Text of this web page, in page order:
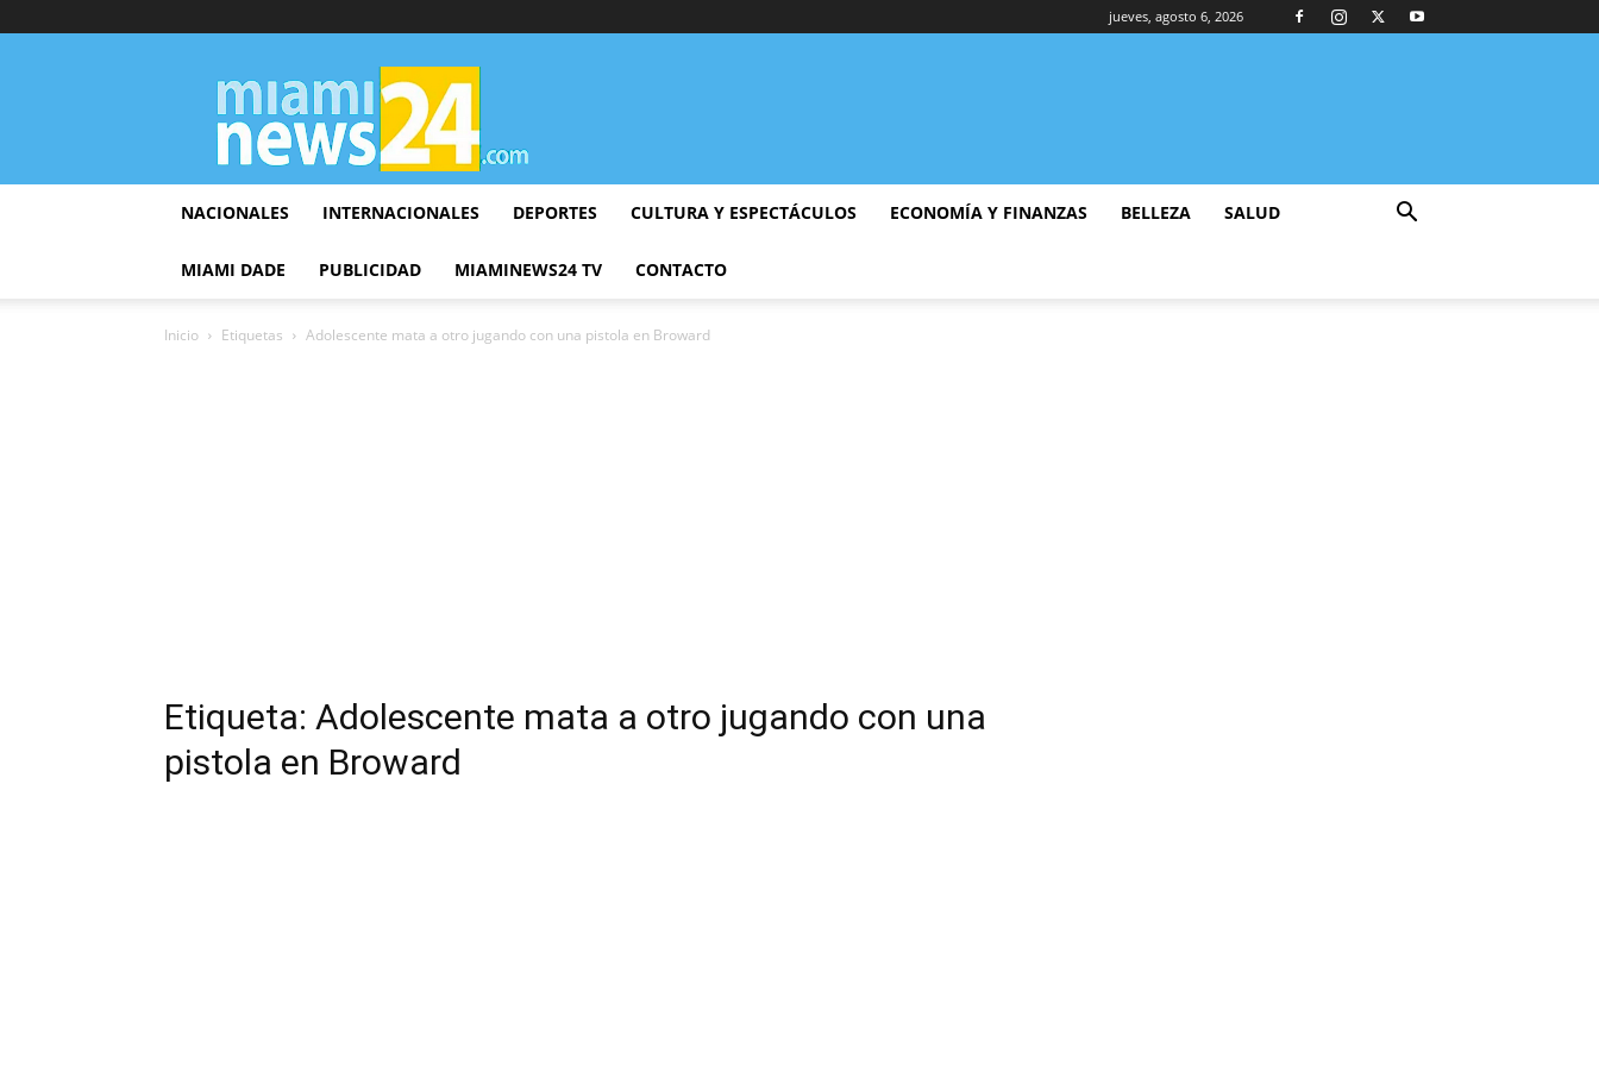
jueves, agosto 6, 2026
▷
Miami
News
24
NACIONALES INTERNACIONALES DEPORTES CULTURA Y ESPECTÁCULOS ECONOMÍA Y FINANZAS BELLEZA SALUD
MIAMI DADE PUBLICIDAD MIAMINEWS24 TV CONTACTO
Inicio Etiquetas Adolescente mata a otro jugando con una pistola en Broward
Etiqueta: Adolescente mata a otro jugando con una
pistola en Broward